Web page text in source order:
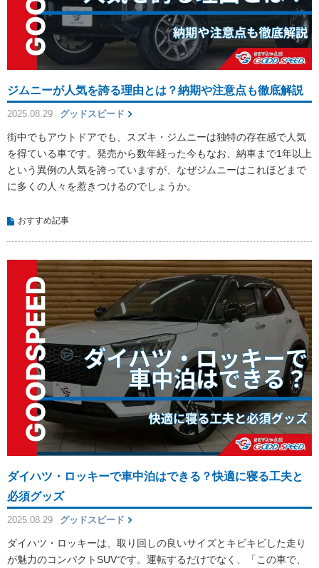
ジムニーが人気を誇る理由とは？納期や注意点も徹底解説
2025.08.29 グッドスピード
街中でもアウトドアでも、スズキ・ジムニーは独特の存在感で人気
を得ている車です。発売から数年経った今もなお、納車まで1年以上
という異例の人気を誇っていますが、なぜジムニーはこれほどまで
に多くの人々を惹きつけるのでしょうか。
おすすめ記事
ダイハツ・ロッキーで車中泊はできる？快適に寝る工夫と
必須グッズ
2025.08.29 グッドスピード
ダイハツ・ロッキーは、取り回しの良いサイズとキビキビした走り
が魅力のコンパクトSUVです。運転するだけでなく、「この車で、